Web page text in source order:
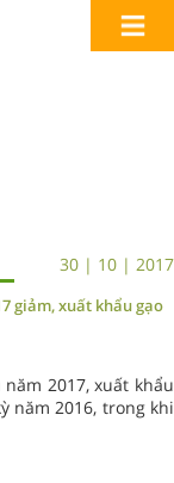
30 | 10 | 2017
giảm, xuất khẩu gạo
2017, xuất khẩu
năm 2016, trong khi